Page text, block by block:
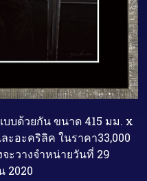
บบด้วยกันขนาด 415 มม. x
ะอะคริลิค ในราคา33,000
จะวางจำหน่ายวันที่ 29
2020